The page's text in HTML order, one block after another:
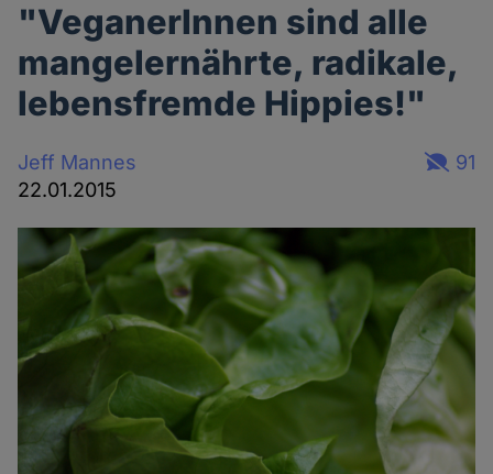
"VeganerInnen sind alle
mangelernährte, radikale,
lebensfremde Hippies!"
Jeff Mannes
22.01.2015
91